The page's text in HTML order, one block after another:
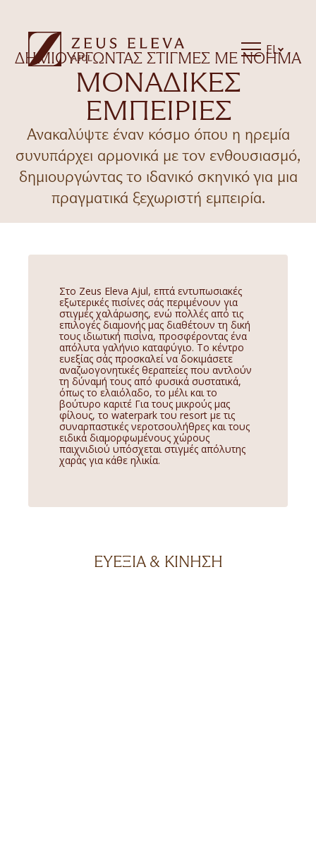
EL
ΔΗΜΙΟΥΡΓΏΝΤΑΣ ΣΤΙΓΜΈΣ ΜΕ ΝΌΗΜΑ
ΜΟΝΑΔΙΚΕΣ
ΕΜΠΕΙΡΙΕΣ
Ανακαλύψτε έναν κόσμο όπου η ηρεμία
συνυπάρχει αρμονικά με τον ενθουσιασμό,
δημιουργώντας το ιδανικό σκηνικό για μια
πραγματικά ξεχωριστή εμπειρία.
Στο Zeus Eleva Ajul, επτά εντυπωσιακές
εξωτερικές πισίνες σάς περιμένουν για
στιγμές χαλάρωσης, ενώ πολλές από τις
επιλογές διαμονής μας διαθέτουν τη δική
τους ιδιωτική πισίνα, προσφέροντας ένα
απόλυτα γαλήνιο καταφύγιο.Το κέντρο
ευεξίας σάς προσκαλεί να δοκιμάσετε
αναζωογονητικές θεραπείες που αντλούν
τη δύναμή τους από φυσικά συστατικά,
όπως το ελαιόλαδο, το μέλι και το
βούτυρο καριτέ Για τους μικρούς μας
φίλους, το waterpark του resort με τις
συναρπαστικές νεροτσουλήθρες και τους
ειδικά διαμορφωμένους χώρους
παιχνιδιού υπόσχεται στιγμές απόλυτης
χαράς για κάθε ηλικία.
ΕΥΕΞΙΑ & ΚΙΝΗΣΗ